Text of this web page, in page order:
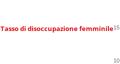
Tasso di disoccupazione femminile
10
15